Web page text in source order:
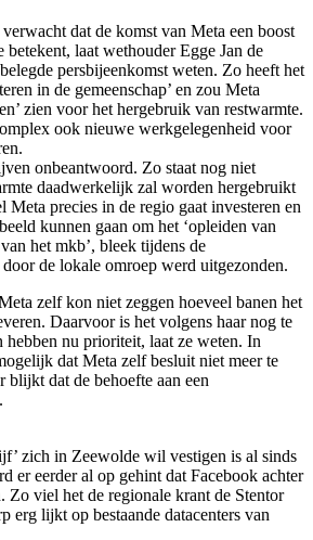
dat de komst van Meta een boost
laat wethouder Egge Jan de
persbijeenkomst weten. Zo heeft het
in de gemeenschap’ en zou Meta
zien voor het hergebruik van restwarmte.
ook nieuwe werkgelegenheid voor
onbeantwoord. Zo staat nog niet
daadwerkelijk zal worden hergebruikt
Meta precies in de regio gaat investeren en
kunnen gaan om het ‘opleiden van
het mkb’, bleek tijdens de
de lokale omroep werd uitgezonden.
zelf kon niet zeggen hoeveel banen het
Daarvoor is het volgens haar nog te
nu prioriteit, laat ze weten. In
dat Meta zelf besluit niet meer te
dat de behoefte aan een
zich in Zeewolde wil vestigen is al sinds
er eerder al op gehint dat Facebook achter
Zo viel het de regionale krant de Stentor
erg lijkt op bestaande datacenters van